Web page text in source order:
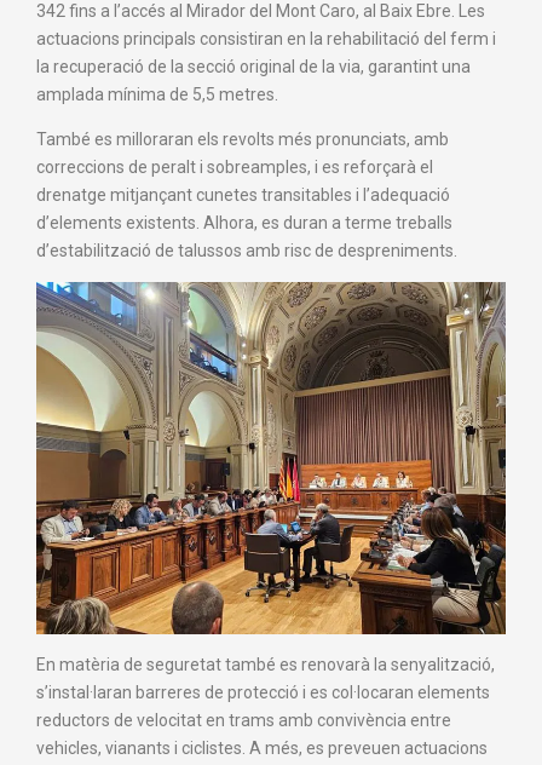
342 fins a l’accés al Mirador del Mont Caro, al Baix Ebre. Les
actuacions principals consistiran en la rehabilitació del ferm i
la recuperació de la secció original de la via, garantint una
amplada mínima de 5,5 metres.
També es milloraran els revolts més pronunciats, amb
correccions de peralt i sobreamples, i es reforçarà el
drenatge mitjançant cunetes transitables i l’adequació
d’elements existents. Alhora, es duran a terme treballs
d’estabilització de talussos amb risc de despreniments.
En matèria de seguretat també es renovarà la senyalització,
s’instal·laran barreres de protecció i es col·locaran elements
reductors de velocitat en trams amb convivència entre
vehicles, vianants i ciclistes. A més, es preveuen actuacions